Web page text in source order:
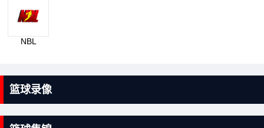
NBL
篮球录像